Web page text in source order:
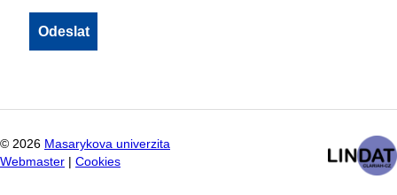
© 2026 Masarykova univerzita
Webmaster
Cookies